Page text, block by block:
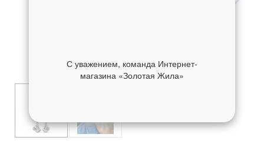
С уважением, команда Интернет-
магазина «Золотая Жила»